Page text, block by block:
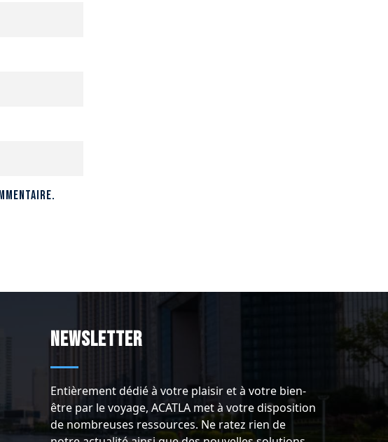
Newsletter
Entièrement dédié à votre plaisir et à votre bien-
être par le voyage, ACATLA met à votre disposition
de nombreuses ressources. Ne ratez rien de